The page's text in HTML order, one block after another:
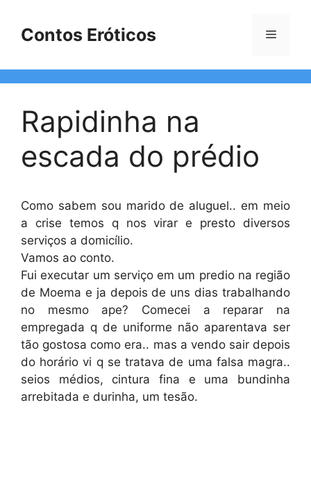
Contos Eróticos Menu
Rapidinha na
escada do prédio
Como sabem sou marido de aluguel.. em meio
a crise temos q nos virar e presto diversos
serviços a domicílio.
Vamos ao conto.
Fui executar um serviço em um predio na região
de Moema e ja depois de uns dias trabalhando
no mesmo ape? Comecei a reparar na
empregada q de uniforme não aparentava ser
tão gostosa como era.. mas a vendo sair depois
do horário vi q se tratava de uma falsa magra..
seios médios, cintura fina e uma bundinha
arrebitada e durinha, um tesão.